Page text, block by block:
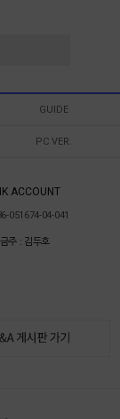
GUIDE
PC VER.
ACCOUNT
051674-04-041
주 : 김두호